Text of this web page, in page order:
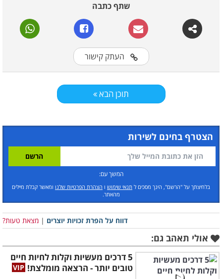
שתף כתבה
העתק קישור
תוכן הבא
הצטרף בחינם לשירות
המשך עם:
בלחיצתך על "הרשם", הינך מסכים ל תנאי שימוש ו הצהרת הפרטיות שלנו ומאשר קבלת מיילים
מהאתר.
דווח על הפרת זכויות יוצרים | מצאת טעות?
אולי תאהב גם:
5 דרכים מעשיות וקלות לחיות חיים
טובים יותר - הרצאה מומלצת!